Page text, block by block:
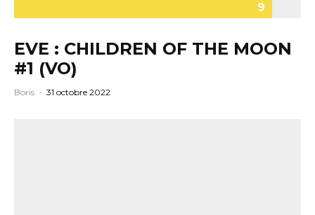
9
EVE : CHILDREN OF THE MOON
#1 (VO)
Boris · 31 octobre 2022